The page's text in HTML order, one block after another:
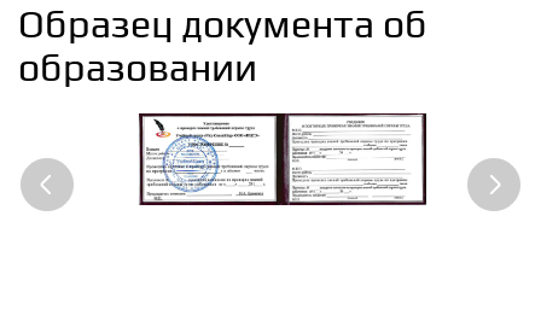
Правовые основы охраны труда
Государственное регулирование в сфере охраны труда
1.7
Образец документа об
образовании